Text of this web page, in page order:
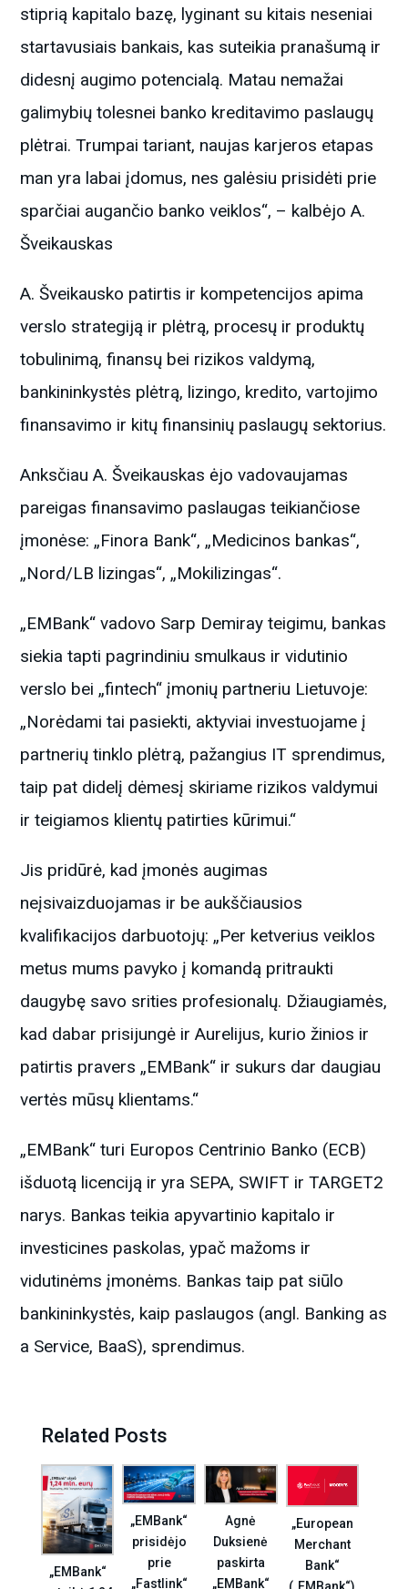
stiprią kapitalo bazę, lyginant su kitais neseniai
startavusiais bankais, kas suteikia pranašumą ir
didesnį augimo potencialą. Matau nemažai
galimybių tolesnei banko kreditavimo paslaugų
plėtrai. Trumpai tariant, naujas karjeros etapas
man yra labai įdomus, nes galėsiu prisidėti prie
sparčiai augančio banko veiklos“, – kalbėjo A.
Šveikauskas
A. Šveikausko patirtis ir kompetencijos apima
verslo strategiją ir plėtrą, procesų ir produktų
tobulinimą, finansų bei rizikos valdymą,
bankininkystės plėtrą, lizingo, kredito, vartojimo
finansavimo ir kitų finansinių paslaugų sektorius.
Anksčiau A. Šveikauskas ėjo vadovaujamas
pareigas finansavimo paslaugas teikiančiose
įmonėse: „Finora Bank“, „Medicinos bankas“,
„Nord/LB lizingas“, „Mokilizingas“.
„EMBank“ vadovo Sarp Demiray teigimu, bankas
siekia tapti pagrindiniu smulkaus ir vidutinio
verslo bei „fintech“ įmonių partneriu Lietuvoje:
„Norėdami tai pasiekti, aktyviai investuojame į
partnerių tinklo plėtrą, pažangius IT sprendimus,
taip pat didelį dėmesį skiriame rizikos valdymui
ir teigiamos klientų patirties kūrimui.“
Jis pridūrė, kad įmonės augimas
neįsivaizduojamas ir be aukščiausios
kvalifikacijos darbuotojų: „Per ketverius veiklos
metus mums pavyko į komandą pritraukti
daugybę savo srities profesionalų. Džiaugiamės,
kad dabar prisijungė ir Aurelijus, kurio žinios ir
patirtis pravers „EMBank“ ir sukurs dar daugiau
vertės mūsų klientams.“
„EMBank“ turi Europos Centrinio Banko (ECB)
išduotą licenciją ir yra SEPA, SWIFT ir TARGET2
narys. Bankas teikia apyvartinio kapitalo ir
investicines paskolas, ypač mažoms ir
vidutinėms įmonėms. Bankas taip pat siūlo
bankininkystės, kaip paslaugos (angl. Banking as
a Service, BaaS), sprendimus.
Related Posts
„EMBank“
„EMBank“
prisidėjo
prie
„Fastlink“
Agnė
Duksienė
paskirta
„EMBank“
„European
Merchant
Bank“